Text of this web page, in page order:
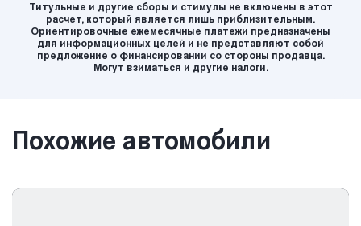
Титульные и другие сборы и стимулы не включены в этот
расчет, который является лишь приблизительным.
Ориентировочные ежемесячные платежи предназначены
для информационных целей и не представляют собой
предложение о финансировании со стороны продавца.
Могут взиматься и другие налоги.
Похожие автомобили